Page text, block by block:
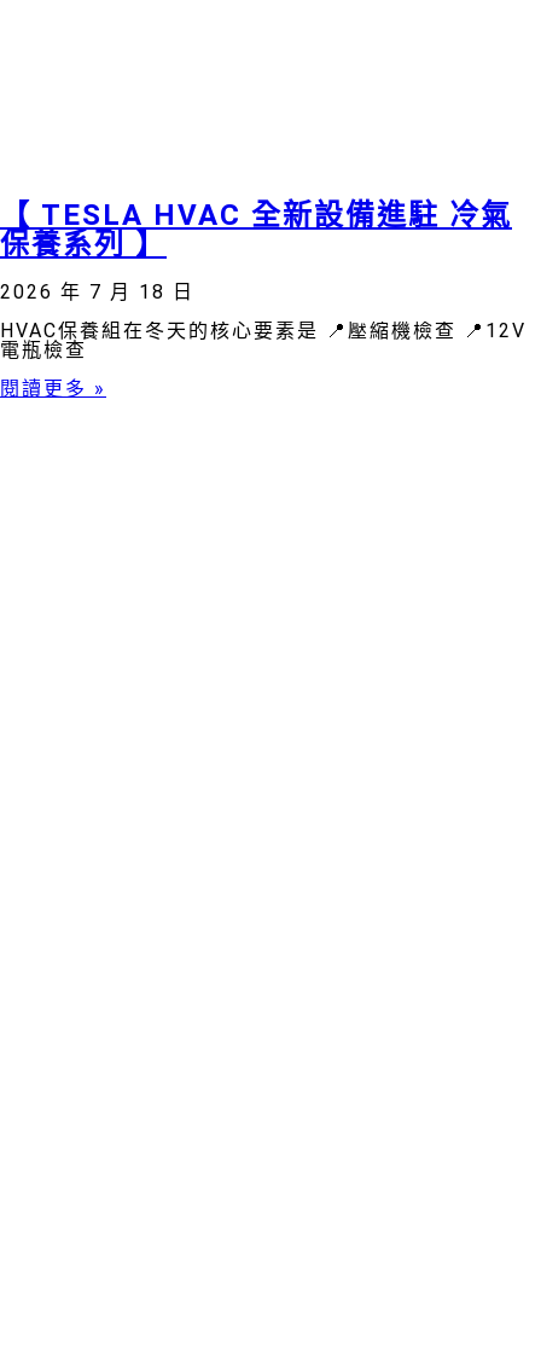
【 TESLA HVAC 全新設備進駐 冷氣
保養系列 】
2026 年 7 月 18 日
HVAC保養組在冬天的核心要素是 📍壓縮機檢查 📍12V
電瓶檢查
閱讀更多 »